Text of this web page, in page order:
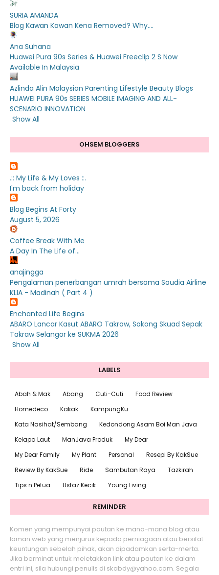
SURIA AMANDA
Blog Kawan Kawan Kena Removed? Why....
Ana Suhana
Huawei Pura 90s Series & Huawei Freeclip 2 S Now
Available In Malaysia
Azlinda Alin Malaysian Parenting Lifestyle Beauty Blogs
HUAWEI PURA 90s SERIES MOBILE IMAGING AND ALL-
SCENARIO INNOVATION
Show All
OHSEM BLOGGERS
.:: My Life & My Loves ::.
I'm back from holiday
Blog Begins At Forty
August 5, 2026
Coffee Break With Me
A Day In The Life of...
anajingga
Pengalaman penerbangan umrah bersama Saudia Airline
KLIA - Madinah ( Part 4 )
Enchanted Life Begins
ABARO Lancar Kasut ABARO Takraw, Sokong Skuad Sepak
Takraw Selangor ke SUKMA 2026
Show All
LABELS
Abah & Mak Abang Cuti-Cuti
Food Review
Homedeco
Kakak
KampungKu
Kata Nasihat/Sembang
Kedondong Asam Boi Man Java
Kelapa Laut
ManJava Produk
My Dear
My Dear Family
My Plant Personal
Resepi By KakSue
Review By KakSue
Ride Sambutan Raya
Tazkirah
Tips n Petua
Ustaz Kecik Young Living
REMINDER
Komen yang mempunyai pautan ke mana-mana blog atau
laman web yang menjurus kepada perniagaan atau bersifat
keuntungan sebelah pihak, akan dipadamkan serta-merta.
Jika berminat untuk meletakkan link atau pautan ke dalam
entri ini, sila hubungi penulis di skabdy@yahoo.com. Segala